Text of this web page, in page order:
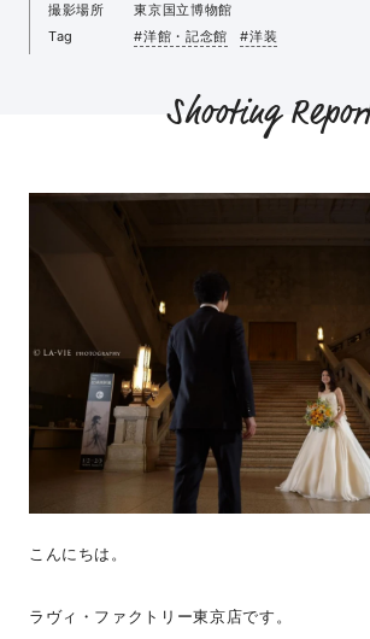
撮影場所
東京国立博物館
Tag
#洋館・記念館 #洋装
Shooting
こんにちは。
ラヴィ・ファクトリー東京店です。